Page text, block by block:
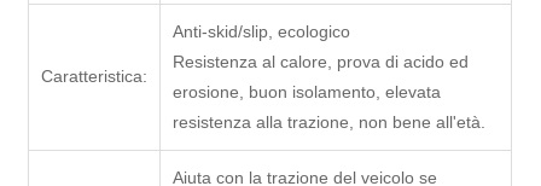
Caratteristica:
Anti-skid/slip, ecologico
Resistenza al calore, prova di acido ed
erosione, buon isolamento, elevata
resistenza alla trazione, non bene all'età.
Aiuta con la trazione del veicolo se